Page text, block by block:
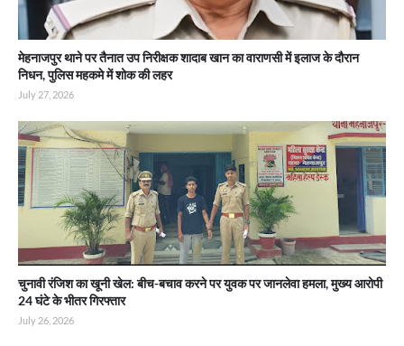
मेहनाजपुर थाने पर तैनात उप निरीक्षक शादाब खान का वाराणसी में इलाज के दौरान
निधन, पुलिस महकमे में शोक की लहर
July 27, 2026
चुनावी रंजिश का खूनी खेल: बीच-बचाव करने पर युवक पर जानलेवा हमला, मुख्य आरोपी
24 घंटे के भीतर गिरफ्तार
July 26, 2026